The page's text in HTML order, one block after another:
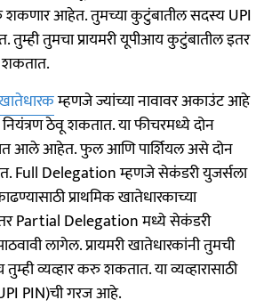
आहेत. तुमच्या कुटुंबातील सदस्य UPI
तुमचा प्रायमरी यूपीआय कुटुंबातील इतर
म्हणजे ज्यांच्या नावावर अकाउंट आहे
नियंत्रण ठेवू शकतात. या फीचरमध्ये दोन
आले आहेत. फुल आणि पार्शियल असे दोन
Full Delegation म्हणजे सेकंडरी युजर्सला
प्राथमिक खातेधारकाच्या
Partial Delegation मध्ये सेकंडरी
लागेल. प्रायमरी खातेधारकांनी तुमची
व्यव्हार करु शकतात. या व्यव्हारासाठी
PIN)ची गरज आहे.